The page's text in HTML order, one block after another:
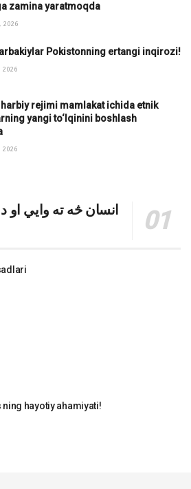
zamina yaratmoqda
2026
Pokistonning ertangi inqirozi!
2026
rejimi mamlakat ichida etnik
yangi to‘lqinini boshlash
2026
انسان څه ته وایي او
hayotiy ahamiyati!